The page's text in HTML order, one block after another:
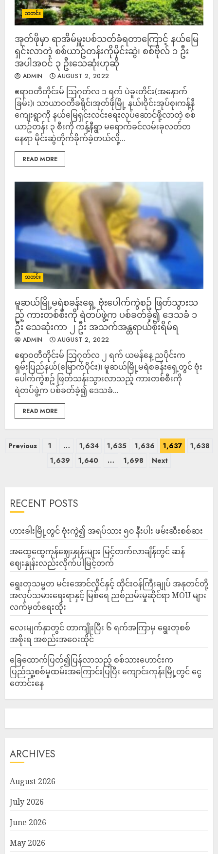
သတင်း
အုတ်ဖိုမှာ ရာအိမ်မှူးပစ်သတ်ခံရတာကြောင့် နယ်မြေ
ရှင်းလာတဲ့ စစ်ယာဥ်တန်းကိုမိုင်းဆွဲ၊ စစ်ဗိုလ် ၁ ဦး
အပါအဝင် ၃ ဦးသေဆုံးဟုဆို
ADMIN AUGUST 2, 2022
ဧရာဝတီတိုင်းမ် သြဂုတ်လ ၁ ရက် ပဲခူးတိုင်း(အနောက်
ခြမ်း)၊ သာယာဝတီခရိုင်၊အုတ်ဖိုမြို့ နယ်၊ဝိုင်းအုပ်စု၊ကန့်နီ
ကျေးရွာကို နယ်မြေရှင်းလင်းရေးလုပ်ဆောင်ဖို့လာတဲ့ စစ်
ယာဥ်တန်း ၃ စီးကို ကန့်နီရွာ မရောက်ခင်လမ်းခုလတ်တ
နေရာ မိုင်းဆွဲတိုက်ခိုက်ခဲ့တယ်လို့...
READ MORE
သတင်း
မူဆယ်မြို့မရဲစခန်းရှေ့ ဗုံးပေါက်ကွဲစဥ် ဖြတ်သွားသ
ည့် ကားတစ်စီးကို ရဲတပ်ဖွဲ့က ပစ်ခတ်ခဲ့၍ ​ဒေသခံ ၁
ဦး သေဆုံးကာ ၂ ဦး အသက်အန္တရာယ်စိုးရိမ်ရ
ADMIN AUGUST 2, 2022
ဧရာဝတီတိုင်းမ် သြဂုတ်လ ၂ ရက် ယမန်နေ့ ညပိုင်းက
ရှမ်းပြည်နယ်(မြောက်ပိုင်း)၊ မူဆယ်မြို့မရဲစခန်းရှေ့တွင် ဗုံး
ပေါက်ကွဲစဥ် ဖြတ်သန်းသွားလာသည့် ကားတစ်စီးကို
ရဲတပ်ဖွဲ့က ပစ်ခတ်ခဲ့၍ ​ဒေသခံ...
READ MORE
Previous 1 … 1,634 1,635 1,636 1,637
1,638
1,639
1,640 … 1,698 Next
RECENT POSTS
ဟားခါးမြို့တွင် ဗုံးကွဲ၍ အရပ်သား ၅၀ နီးပါး ဖမ်းဆီးစစ်ဆး
အထွေထွေကုန်ဈေးနှုန်းများ မြင့်တက်လာချိန်တွင် ဆန်
ဈေးနှုန်းလည်းလိုက်ပါမြင့်တက်
ရွေးတုသမ္မတ မင်းအောင်လှိုင်နှင့် ထိုင်းဝန်ကြီးချုပ် အနုတင်တို့
အလုပ်သမားရေးရာနှင့် မြစ်ရေ ညစ်ညမ်းမှုဆိုင်ရာ MOU များ
လက်မှတ်ရေးထိုး
လေးမျက်နှာတွင် တာကျိုးပြီး ၆ ရက်အကြာမှ ရွေးတုစစ်
အစိုးရ အစည်းအဝေးထိုင်
ခြေထောက်ပြတ်၍ပြန်လာသည့် စစ်သားဟောင်းက
ပြည်သူ့စစ်မှုထမ်းအကြောင်းပြပြီး ကျောင်းကုန်းမြို့တွင် ငွေ
တောင်းနေ
ARCHIVES
August 2026
July 2026
June 2026
May 2026